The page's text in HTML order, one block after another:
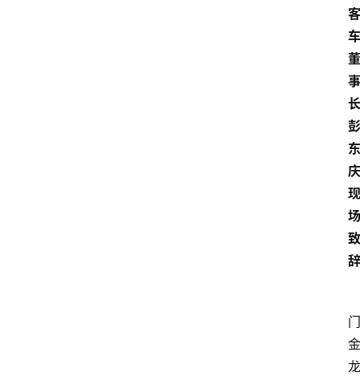
客
车
董
事
长
彭
东
庆
现
场
致
辞
门
金
龙